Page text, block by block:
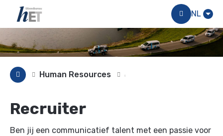
Menu
NL
Human Resources
Recruiter
Ben jij een communicatief talent met een passie voor